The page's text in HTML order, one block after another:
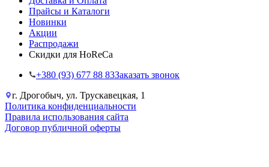
Прайсы и Каталоги
Новинки
Акции
Распродажи
Скидки для HoReCa
+38‎0 (93) 677 88 83Заказать звонок
г. Дрогобыч, ул. Трускавецкая, 1
Политика конфиденциальности
Правила использования сайта
Договор публичной оферты